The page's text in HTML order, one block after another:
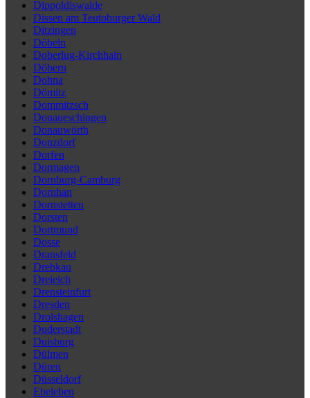
Dippoldiswalde
Dissen am Teutoburger Wald
Ditzingen
Döbeln
Doberlug-Kirchhain
Döbern
Dohna
Dömitz
Dommitzsch
Donaueschingen
Donauwörth
Donzdorf
Dorfen
Dormagen
Dornburg-Camburg
Dornhan
Dornstetten
Dorsten
Dortmund
Dosse
Dransfeld
Drebkau
Dreieich
Drensteinfurt
Dresden
Drolshagen
Duderstadt
Duisburg
Dülmen
Düren
Düsseldorf
Ebeleben